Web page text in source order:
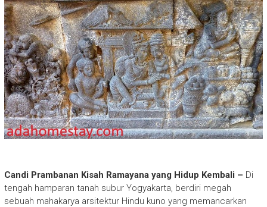
Candi Prambanan Kisah Ramayana yang Hidup Kembali – Di
tengah hamparan tanah subur Yogyakarta, berdiri megah
sebuah mahakarya arsitektur Hindu kuno yang memancarkan